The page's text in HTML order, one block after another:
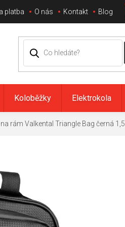
platba O nás Kontakt Blog
Koloběžky Elektrokola
rám Valkental Triangle Bag černá 1,5l